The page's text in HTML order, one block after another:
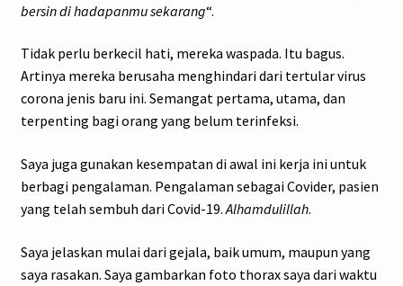
bersin di hadapanmu sekarang“.
Tidak perlu berkecil hati, mereka waspada. Itu bagus.
Artinya mereka berusaha menghindari dari tertular virus
corona jenis baru ini. Semangat pertama, utama, dan
terpenting bagi orang yang belum terinfeksi.
Saya juga gunakan kesempatan di awal ini kerja ini untuk
berbagi pengalaman. Pengalaman sebagai Covider, pasien
yang telah sembuh dari Covid-19.Alhamdulillah.
Saya jelaskan mulai dari gejala, baik umum, maupun yang
saya rasakan. Saya gambarkan foto thorax saya dari waktu